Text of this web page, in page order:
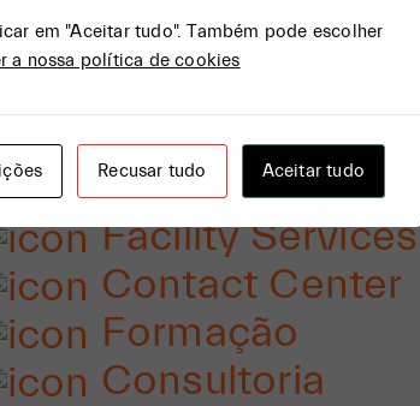
Facility Services
Contact Center
Formação
Consultoria
em "Aceitar tudo". Também pode escolher
a nossa política de cookies
Recusar tudo Aceitar tudo